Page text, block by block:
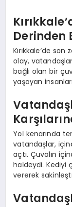
Derinden
Kırıkkale’de
olay,
bağlı olan bir
yaşayan
Yol kenarında
vatandaşlar,
açtı. Çuvalın
haldeydi. Kediyi
vererek